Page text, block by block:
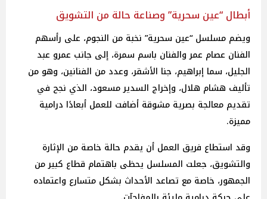
أبطال “عين سحرية” وصناعة حالة من التشويق
ويضم مسلسل “عين سحرية” نخبة من النجوم، على رأسهم
الفنان عصام عمر والفنان باسم سمرة، إلى جانب عمرو عبد
الجليل، سما إبراهيم، جنا الأشقر، وعدد من الفنانين، وهو من
تأليف هشام هلال، وإخراج السدير مسعود، الذي نجح في
تقديم معالجة بصرية مشوقة أضافت للعمل أبعادًا درامية
مميزة.
وقد استطاع فريق العمل أن يقدم حالة خاصة من الإثارة
والتشويق، جعلت المسلسل يحظى باهتمام قطاع كبير من
الجمهور، خاصة مع تصاعد الأحداث بشكل متسارع واعتماده